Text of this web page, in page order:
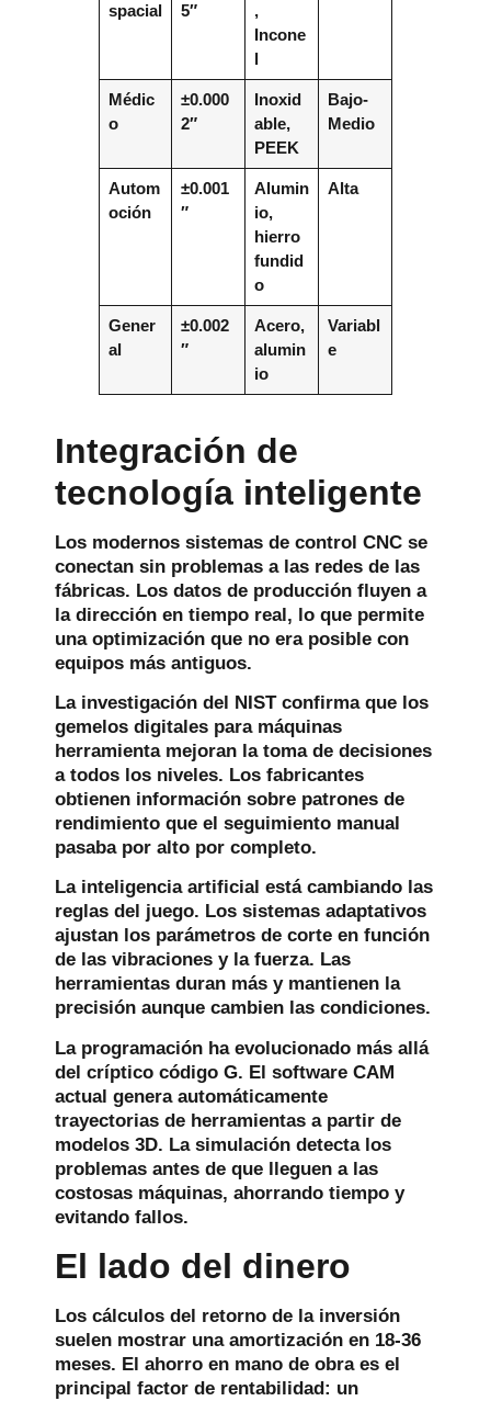
spacial
5″
,
Incone
l
Médic
o
±0.000
2″
Inoxid
able,
PEEK
Bajo-
Medio
Autom
oción
±0.001
″
Alumin
io,
hierro
fundid
o
Alta
Gener
al
±0.002
″
Acero,
alumin
io
Variabl
e
Integración de
tecnología inteligente
Los modernos sistemas de control CNC se
conectan sin problemas a las redes de las
fábricas. Los datos de producción fluyen a
la dirección en tiempo real, lo que permite
una optimización que no era posible con
equipos más antiguos.
La investigación del NIST confirma que los
gemelos digitales para máquinas
herramienta mejoran la toma de decisiones
a todos los niveles. Los fabricantes
obtienen información sobre patrones de
rendimiento que el seguimiento manual
pasaba por alto por completo.
La inteligencia artificial está cambiando las
reglas del juego. Los sistemas adaptativos
ajustan los parámetros de corte en función
de las vibraciones y la fuerza. Las
herramientas duran más y mantienen la
precisión aunque cambien las condiciones.
La programación ha evolucionado más allá
del críptico código G. El software CAM
actual genera automáticamente
trayectorias de herramientas a partir de
modelos 3D. La simulación detecta los
problemas antes de que lleguen a las
costosas máquinas, ahorrando tiempo y
evitando fallos.
El lado del dinero
Los cálculos del retorno de la inversión
suelen mostrar una amortización en 18-36
meses. El ahorro en mano de obra es el
principal factor de rentabilidad: un